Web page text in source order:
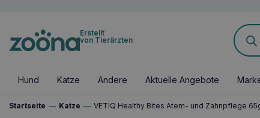
Erstellt
von Tierärzten
search
Hund Katze Andere Aktuelle Angebote
Startseite — Katze — VETIQ Healthy Bites Atem- und Zahnpflege